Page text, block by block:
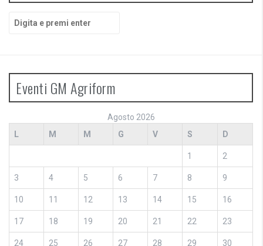
Cerca:
Eventi GM Agriform
Agosto 2026
L
M M G V S D
1 2
3 4 5 6 7 8 9
10 11 12 13 14 15 16
17 18 19 20 21 22 23
24 25 26 27 28 29 30